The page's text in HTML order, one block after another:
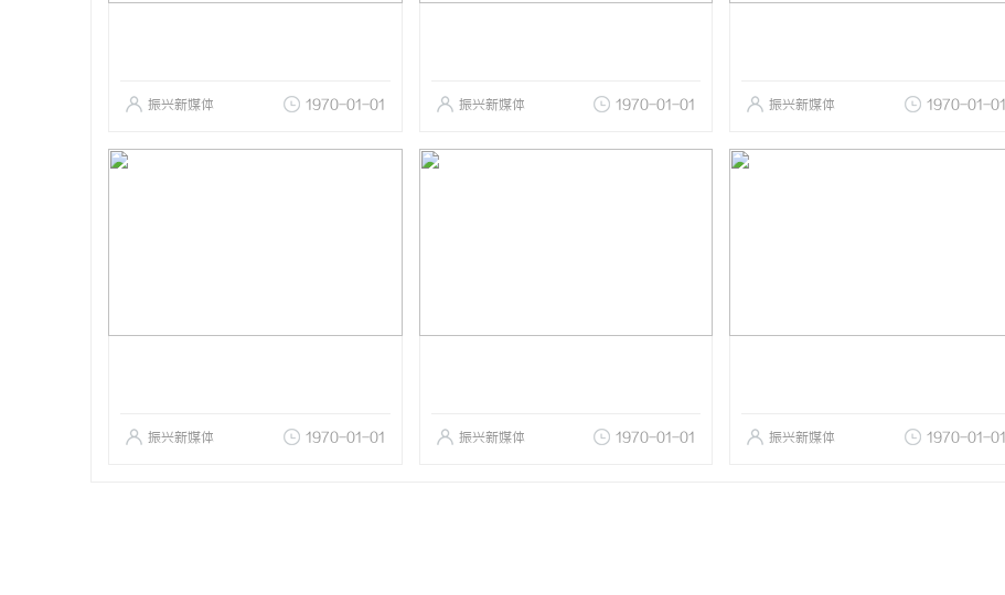
振兴新媒体 1970-01-01 振兴新媒体 1970-01-01 振兴新媒体 1970-01-01
振兴新媒体 1970-01-01 振兴新媒体 1970-01-01 振兴新媒体 1970-01-01